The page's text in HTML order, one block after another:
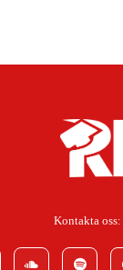
Kontakta oss: